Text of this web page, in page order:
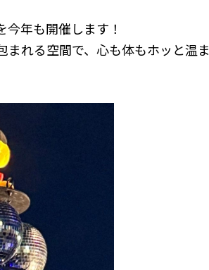
年も開催します！
れる空間で、心も体もホッと温ま